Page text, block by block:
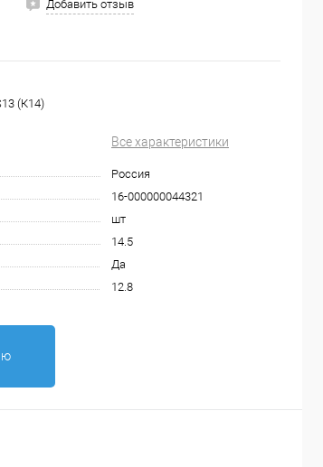
Добавить отзыв
(К14)
Все характеристики
Россия
16-000000044321
шт
14.5
Да
12.8